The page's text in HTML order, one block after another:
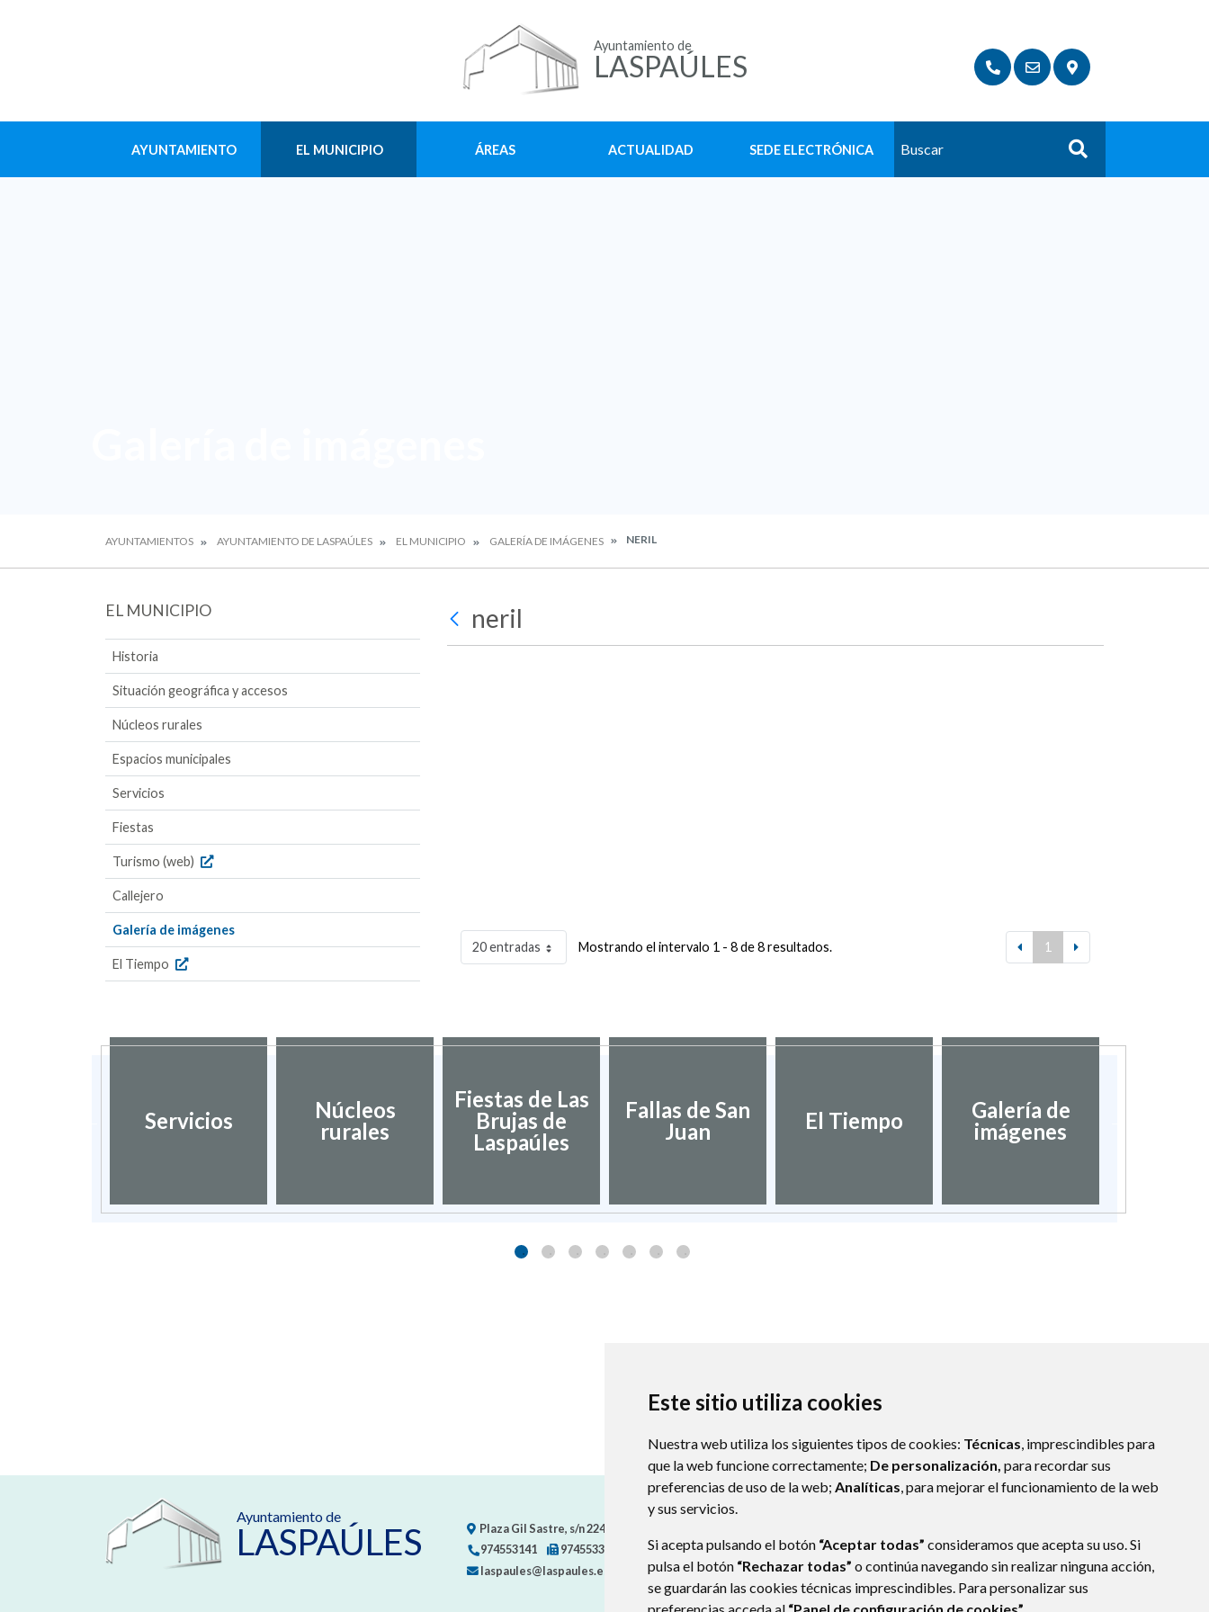
Este sitio utiliza cookies
Nuestra web utiliza los siguientes tipos de cookies: Técnicas, imprescindibles para
que la web funcione correctamente; De personalización, para recordar sus
preferencias de uso de la web; Analíticas, para mejorar el funcionamiento de la web
y sus servicios.
Si acepta pulsando el botón “Aceptar todas” consideramos que acepta su uso. Si
pulsa el botón “Rechazar todas” o continúa navegando sin realizar ninguna acción,
se guardarán las cookies técnicas imprescindibles. Para personalizar sus
Ayuntamiento de
LASPAÚLES
AYUNTAMIENTO EL MUNICIPIO ÁREAS ACTUALIDAD SEDE ELECTRÓNICA Buscar
AYUNTAMIENTOS AYUNTAMIENTO DE LASPAÚLES EL MUNICIPIO GALERÍA DE IMÁGENES NERIL
EL MUNICIPIO
Historia
Situación geográfica y accesos
Núcleos rurales
Espacios municipales
Servicios
Fiestas
Turismo (web)
Callejero
Galería de imágenes
El Tiempo
neril
20 entradas Mostrando el intervalo 1 - 8 de 8 resultados. 1
Servicios
Núcleos
rurales
Fiestas de Las
Brujas de
Laspaúles
Fallas de San
Juan
El Tiempo
Galería de
imágenes
Ayuntamiento de
LASPAÚLES Plaza Gil Sastre, s/n22471
974553141
974553367
laspaules@laspaules.es